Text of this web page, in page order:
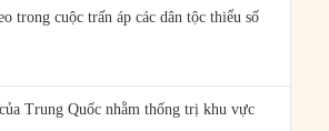
trong cuộc trấn áp các dân tộc thiểu số
Trung Quốc nhằm thống trị khu vực